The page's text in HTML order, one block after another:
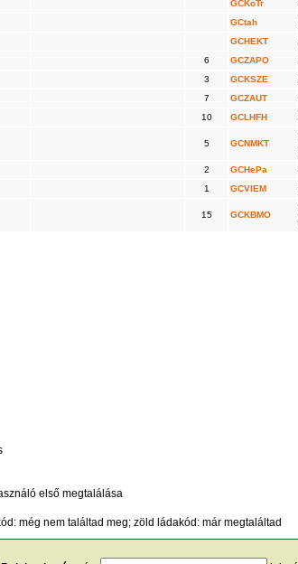
GCKoTr
GCtah
GCHEKT
6 GCZAPO
3 GCKSZE
7 GCZAUT
10 GCLHFH
5 GCNMKT
2 GCHePa
1 GCVIEM
15 GCKBMO
első megtalálása
még nem találtad meg; zöld ládakód: már megtaláltad